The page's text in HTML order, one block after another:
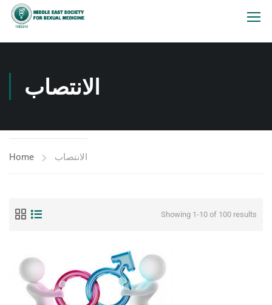
الانتصاب
Home الانتصاب
Showing 1-10 of 100 results